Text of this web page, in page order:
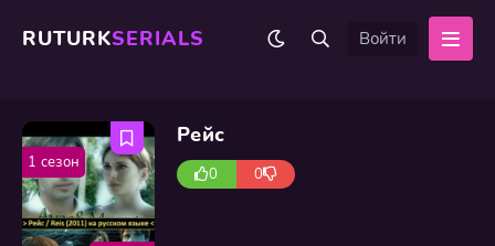
RUTURKSERIALS Войти
Рейс
0 0
1 сезон